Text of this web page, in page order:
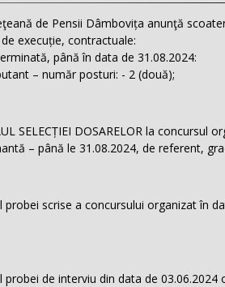
de Pensii Dâmbovița anunţă
execuție, contractuale:
până în data de 31.08.2024:
– număr posturi: - 2 (două);
SELECȚIEI DOSARELOR la
– până le 31.08.2024, de referent,
scrise a concursului organizat în
de interviu din data de